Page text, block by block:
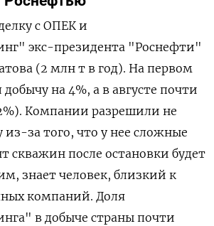
с ОПЕК и
экс-президента "Роснефти"
(2 млн т в год). На первом
на 4%, а в августе почти
Компании разрешили не
за того, что у нее сложные
скважин после остановки будет
знает человек, близкий к
компаний. Доля
в добыче страны почти